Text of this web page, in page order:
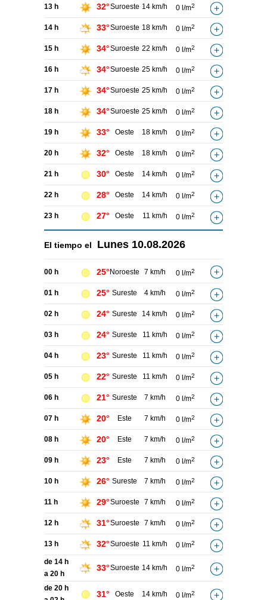
13 h 32°Suroeste 14 km/h 0 l/m2
14 h 33°Suroeste 18 km/h 0 l/m2
15 h 34°Suroeste 22 km/h 0 l/m2
16 h 34°Suroeste 25 km/h 0 l/m2
17 h 34°Suroeste 25 km/h 0 l/m2
18 h 34°Suroeste 25 km/h 0 l/m2
19 h 33° Oeste 18 km/h 0 l/m2
20 h 32° Oeste 18 km/h 0 l/m2
21 h 30° Oeste 14 km/h 0 l/m2
22 h 28° Oeste 14 km/h 0 l/m2
23 h 27° Oeste 11 km/h 0 l/m2
El tiempo el Lunes 10.08.2026
00 h 25° Noroeste 7 km/h 0 l/m2
01 h 25° Sureste 4 km/h 0 l/m2
02 h 24° Sureste 14 km/h 0 l/m2
03 h 24° Sureste 11 km/h 0 l/m2
04 h 23° Sureste 11 km/h 0 l/m2
05 h 22° Sureste 11 km/h 0 l/m2
06 h 21° Sureste 7 km/h 0 l/m2
07 h 20° Este 7 km/h 0 l/m2
08 h 20° Este 7 km/h 0 l/m2
09 h 23° Este 7 km/h 0 l/m2
10 h 26° Sureste 7 km/h 0 l/m2
11 h 29°Suroeste 7 km/h 0 l/m2
12 h 31°Suroeste 7 km/h 0 l/m2
13 h 32°Suroeste 11 km/h 0 l/m2
de 14 h
a 20 h
33°Suroeste 14 km/h 0 l/m2
de 20 h
31° Oeste 14 km/h 0 l/m2